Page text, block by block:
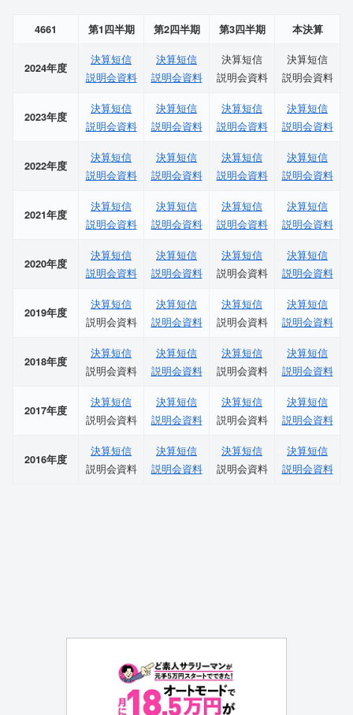
4661 第1四半期 第2四半期 第3四半期 本決算
2024年度
決算短信
説明会資料
決算短信
説明会資料
決算短信
説明会資料
決算短信
説明会資料
2023年度
決算短信
説明会資料
決算短信
説明会資料
決算短信
説明会資料
決算短信
説明会資料
2022年度
決算短信
説明会資料
決算短信
説明会資料
決算短信
説明会資料
決算短信
説明会資料
2021年度
決算短信
説明会資料
決算短信
説明会資料
決算短信
説明会資料
決算短信
説明会資料
2020年度
決算短信
説明会資料
決算短信
説明会資料
決算短信
説明会資料
決算短信
説明会資料
2019年度
決算短信
説明会資料
決算短信
説明会資料
決算短信
説明会資料
決算短信
説明会資料
2018年度
決算短信
説明会資料
決算短信
説明会資料
決算短信
説明会資料
決算短信
説明会資料
2017年度
決算短信
説明会資料
決算短信
説明会資料
決算短信
説明会資料
決算短信
説明会資料
2016年度
決算短信
説明会資料
決算短信
説明会資料
決算短信
説明会資料
決算短信
説明会資料